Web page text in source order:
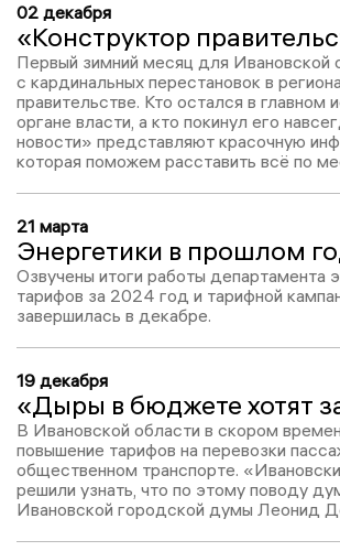
02 декабря
Первый зимний месяц для Ивановской
с кардинальных перестановок в
правительстве. Кто остался в главном
органе власти, а кто покинул его
новости» представляют красочную
которая поможем расставить всё по
21 марта
Озвучены итоги работы департамента
тарифов за 2024 год и тарифной
завершилась в декабре.
19 декабря
В Ивановской области в скором
повышение тарифов на перевозки
общественном транспорте.
решили узнать, что по этому поводу
Ивановской городской думы Леонид